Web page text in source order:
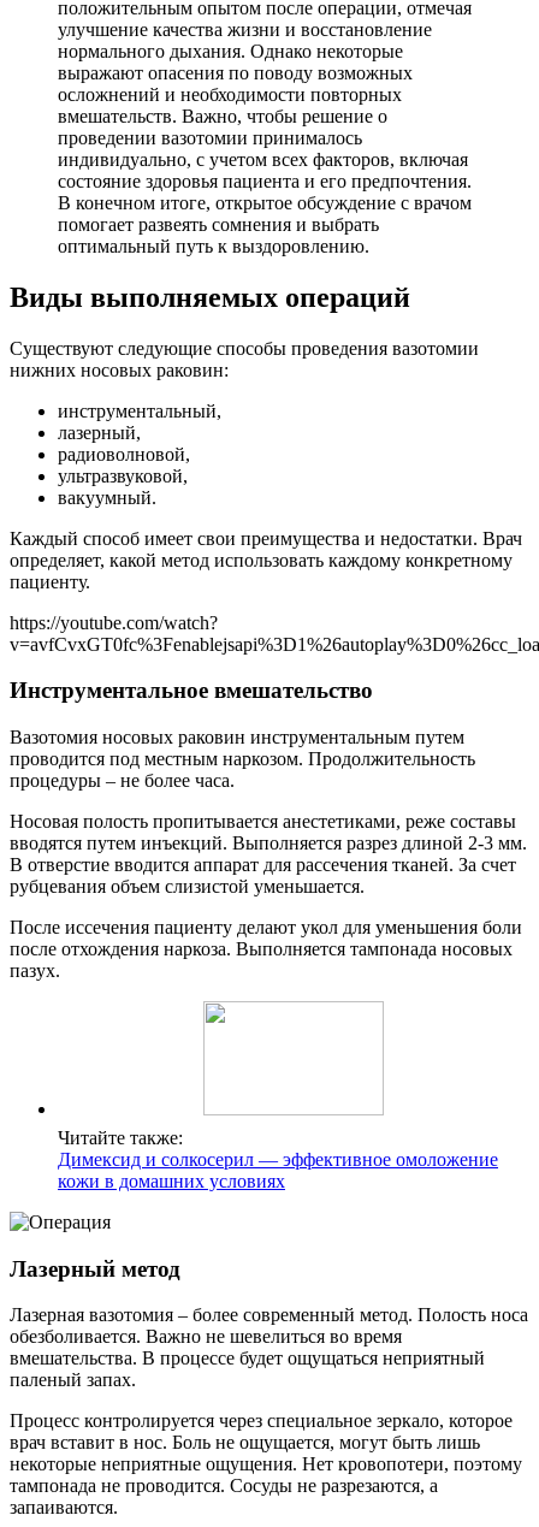
положительным опытом после операции, отмечая
улучшение качества жизни и восстановление
нормального дыхания. Однако некоторые
выражают опасения по поводу возможных
осложнений и необходимости повторных
вмешательств. Важно, чтобы решение о
проведении вазотомии принималось
индивидуально, с учетом всех факторов, включая
состояние здоровья пациента и его предпочтения.
В конечном итоге, открытое обсуждение с врачом
помогает развеять сомнения и выбрать
оптимальный путь к выздоровлению.
Виды выполняемых операций
Существуют следующие способы проведения вазотомии
нижних носовых раковин:
инструментальный,
лазерный,
радиоволновой,
ультразвуковой,
вакуумный.
Каждый способ имеет свои преимущества и недостатки. Врач
определяет, какой метод использовать каждому конкретному
пациенту.
https://youtube.com/watch?
Инструментальное вмешательство
Вазотомия носовых раковин инструментальным путем
проводится под местным наркозом. Продолжительность
процедуры – не более часа.
Носовая полость пропитывается анестетиками, реже составы
вводятся путем инъекций. Выполняется разрез длиной 2-3 мм.
В отверстие вводится аппарат для рассечения тканей. За счет
рубцевания объем слизистой уменьшается.
После иссечения пациенту делают укол для уменьшения боли
после отхождения наркоза. Выполняется тампонада носовых
пазух.
Читайте также:
Димексид и солкосерил — эффективное омоложение
кожи в домашних условиях
Лазерный метод
Лазерная вазотомия – более современный метод. Полость носа
обезболивается. Важно не шевелиться во время
вмешательства. В процессе будет ощущаться неприятный
паленый запах.
Процесс контролируется через специальное зеркало, которое
врач вставит в нос. Боль не ощущается, могут быть лишь
некоторые неприятные ощущения. Нет кровопотери, поэтому
тампонада не проводится. Сосуды не разрезаются, а
запаиваются.